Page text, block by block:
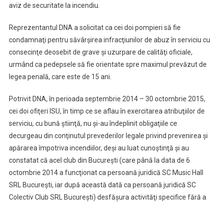
aviz de securitate la incendiu.
Reprezentantul DNA a solicitat ca cei doi pompieri să fie
condamnaţi pentru săvârşirea infracţiunilor de abuz în serviciu cu
consecinţe deosebit de grave şi uzurpare de calităţi oficiale,
urmând ca pedepsele să fie orientate spre maximul prevăzut de
legea penală, care este de 15 ani.
Potrivit DNA, în perioada septembrie 2014 – 30 octombrie 2015,
cei doi ofiţeri ISU, în timp ce se aflau în exercitarea atribuţiilor de
serviciu, cu bună ştiinţă, nu şi-au îndeplinit obligaţiile ce
decurgeau din conţinutul prevederilor legale privind prevenirea şi
apărarea împotriva incendiilor, deşi au luat cunoştinţă şi au
constatat că acel club din Bucureşti (care până la data de 6
octombrie 2014 a funcţionat ca persoană juridică SC Music Hall
SRL Bucureşti, iar după această dată ca persoană juridică SC
Colectiv Club SRL Bucureşti) desfăşura activităţi specifice fără a